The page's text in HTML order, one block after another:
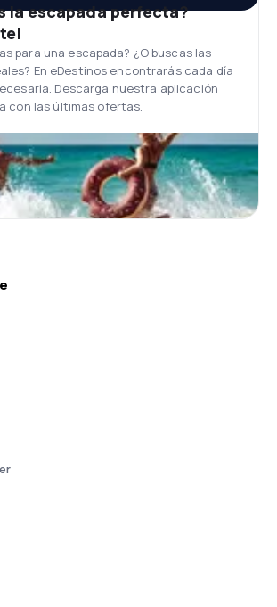
la escapada perfecta?
para una escapada? ¿O buscas las
En eDestinos encontrarás cada día
Descarga nuestra aplicación
con las últimas ofertas.